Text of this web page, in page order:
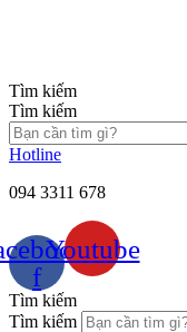
Tìm kiếm
Tìm kiếm
Hotline
094 3311 678
f
Youtube
Tìm kiếm
Tìm kiếm